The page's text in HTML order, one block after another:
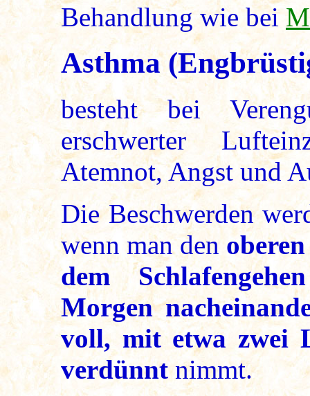
Behandlung wie bei
Asthma
besteht bei
erschwerter
Atemnot, Angst und
Die Beschwerden
wenn man den
dem
Morgen
voll, mit etwa zwei
verdünntnimmt.